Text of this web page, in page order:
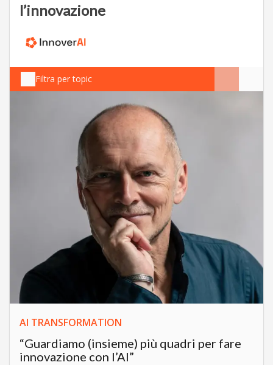
l’innovazione
Filtra per topic
AI TRANSFORMATION
“Guardiamo (insieme) più quadri per fare
innovazione con l’AI”